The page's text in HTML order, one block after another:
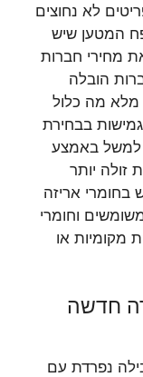
לא נחוצים
המטען שיש
מחירי חברות
הובלה
מלא מה כלול
בבחירת
למשל באמצע
זולה יותר
בחומרי אריזה
וחומרי
מקומיות או
חדשה
נפרדת עם